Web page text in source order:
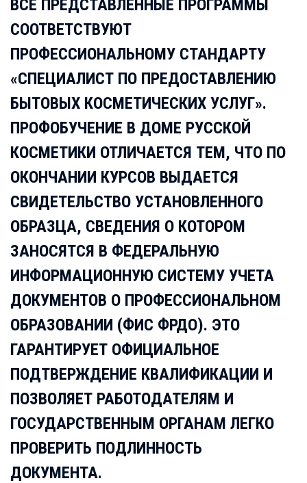
ВСЕ ПРЕДСТАВЛЕННЫЕ ПРОГРАММЫ
СООТВЕТСТВУЮТ
ПРОФЕССИОНАЛЬНОМУ СТАНДАРТУ
«СПЕЦИАЛИСТ ПО ПРЕДОСТАВЛЕНИЮ
БЫТОВЫХ КОСМЕТИЧЕСКИХ УСЛУГ».
ПРОФОБУЧЕНИЕ В ДОМЕ РУССКОЙ
КОСМЕТИКИ ОТЛИЧАЕТСЯ ТЕМ, ЧТО ПО
ОКОНЧАНИИ КУРСОВ ВЫДАЕТСЯ
СВИДЕТЕЛЬСТВО УСТАНОВЛЕННОГО
ОБРАЗЦА, СВЕДЕНИЯ О КОТОРОМ
ЗАНОСЯТСЯ В ФЕДЕРАЛЬНУЮ
ИНФОРМАЦИОННУЮ СИСТЕМУ УЧЕТА
ДОКУМЕНТОВ О ПРОФЕССИОНАЛЬНОМ
ОБРАЗОВАНИИ (ФИС ФРДО). ЭТО
ГАРАНТИРУЕТ ОФИЦИАЛЬНОЕ
ПОДТВЕРЖДЕНИЕ КВАЛИФИКАЦИИ И
ПОЗВОЛЯЕТ РАБОТОДАТЕЛЯМ И
ГОСУДАРСТВЕННЫМ ОРГАНАМ ЛЕГКО
ПРОВЕРИТЬ ПОДЛИННОСТЬ
ДОКУМЕНТА.